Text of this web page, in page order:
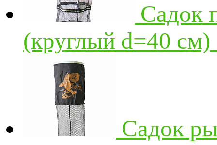
Садок
(круглый d=40
Садок